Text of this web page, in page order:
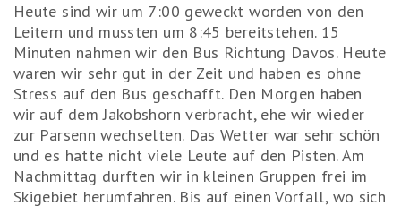
Heute sind wir um 7:00 geweckt worden von den
Leitern und mussten um 8:45 bereitstehen. 15
Minuten nahmen wir den Bus Richtung Davos. Heute
waren wir sehr gut in der Zeit und haben es ohne
Stress auf den Bus geschafft. Den Morgen haben
wir auf dem Jakobshorn verbracht, ehe wir wieder
zur Parsenn wechselten. Das Wetter war sehr schön
und es hatte nicht viele Leute auf den Pisten. Am
Nachmittag durften wir in kleinen Gruppen frei im
Skigebiet herumfahren. Bis auf einen Vorfall, wo sich